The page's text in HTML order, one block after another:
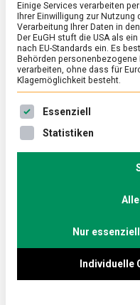
ERNÄHRUNG & GESUNDHEIT
Zuckertang:
27. März 2026
Ob im Dashi für
bietet den ultimativen
Einige Services verarbeiten
Ihrer Einwilligung zur
Verarbeitung Ihrer Daten in
Der EuGH stuft die USA als
nach EU-Standards ein. Es
Behörden
verarbeiten, ohne dass für
Klagemöglichkeit besteht.
Es folgt eine Liste der
Essenziell
Statistiken
Nur
Individuelle